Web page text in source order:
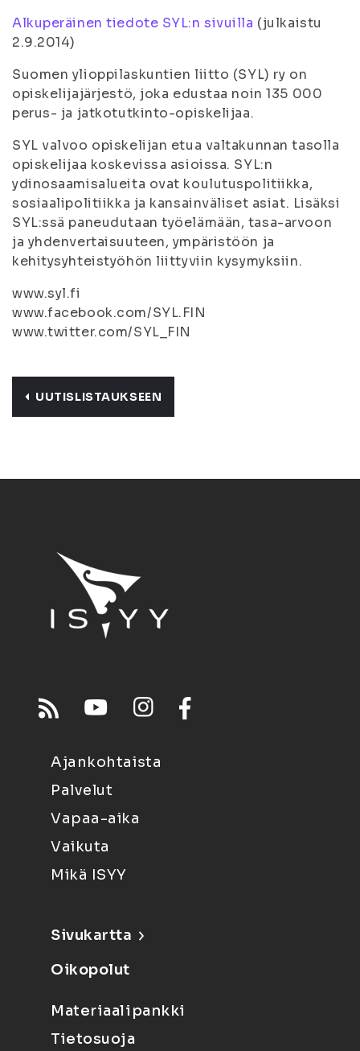
Alkuperäinen tiedote SYL:n sivuilla (julkaistu
2.9.2014)
Suomen ylioppilaskuntien liitto (SYL) ry on
opiskelijajärjestö, joka edustaa noin 135 000
perus- ja jatkotutkinto-opiskelijaa.
SYL valvoo opiskelijan etua valtakunnan tasolla
opiskelijaa koskevissa asioissa. SYL:n
ydinosaamisalueita ovat koulutuspolitiikka,
sosiaalipolitiikka ja kansainväliset asiat. Lisäksi
SYL:ssä paneudutaan työelämään, tasa-arvoon
ja yhdenvertaisuuteen, ympäristöön ja
kehitysyhteistyöhön liittyviin kysymyksiin.
www.syl.fi
www.facebook.com/SYL.FIN
www.twitter.com/SYL_FIN
UUTISLISTAUKSEEN
Ajankohtaista
Palvelut
Vapaa-aika
Vaikuta
Mikä ISYY
Sivukartta
Oikopolut
Materiaalipankki
Tietosuoja